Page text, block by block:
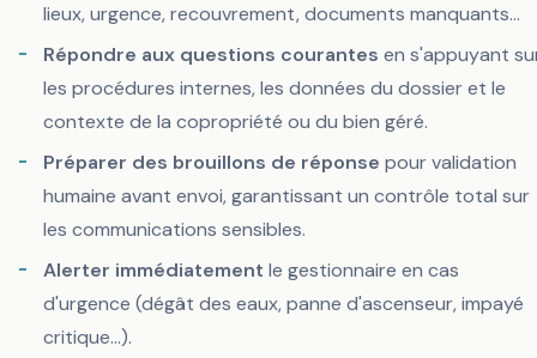
lieux, urgence, recouvrement, documents manquants...
Répondre aux questions courantes en s'appuyant
les procédures internes, les données du dossier et le
contexte de la copropriété ou du bien géré.
Préparer des brouillons de réponse pour validation
humaine avant envoi, garantissant un contrôle total sur
les communications sensibles.
Alerter immédiatement le gestionnaire en cas
d'urgence (dégât des eaux, panne d'ascenseur, impayé
critique...).